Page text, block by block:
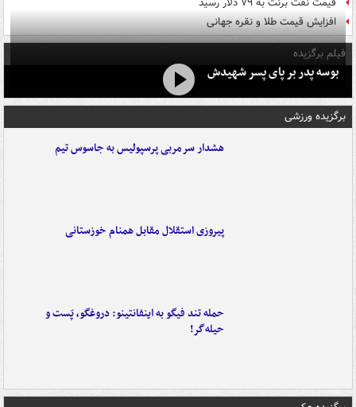
قیمت نفت برنت به ۷۹ دلار رسید
افزایش قیمت طلا و نقره جهانی
فیلم برگزیده
بوسه‌ پدر بر پای پسر شهیدش
برگزیده ورزشی
هشدار سرمربی پرسپولیس به جاسوس تیم
پیروزی استقلال مقابل همنام خوزستانی
حمله تند فیگو به اینفانتینو: دروغگو، پَست‌ و
حیله‌گر!